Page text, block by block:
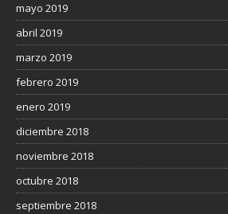
mayo 2019
abril 2019
marzo 2019
febrero 2019
enero 2019
diciembre 2018
noviembre 2018
octubre 2018
septiembre 2018